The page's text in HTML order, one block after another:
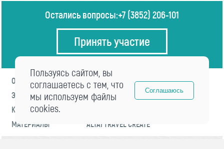
Остались вопросы:+7 (3852) 206-101
Принять участие
О ФОРУМЕ
ПРОГРАММА
ЭКСПЕРТЫ
НОВОСТИ
КОНТАКТЫ
МАТЕРИАЛЫ
ALTAI TRAVEL CREATE
Пользуясь сайтом, вы
соглашаетесь с тем, что
мы используем файлы
cookies.
Соглашаюсь